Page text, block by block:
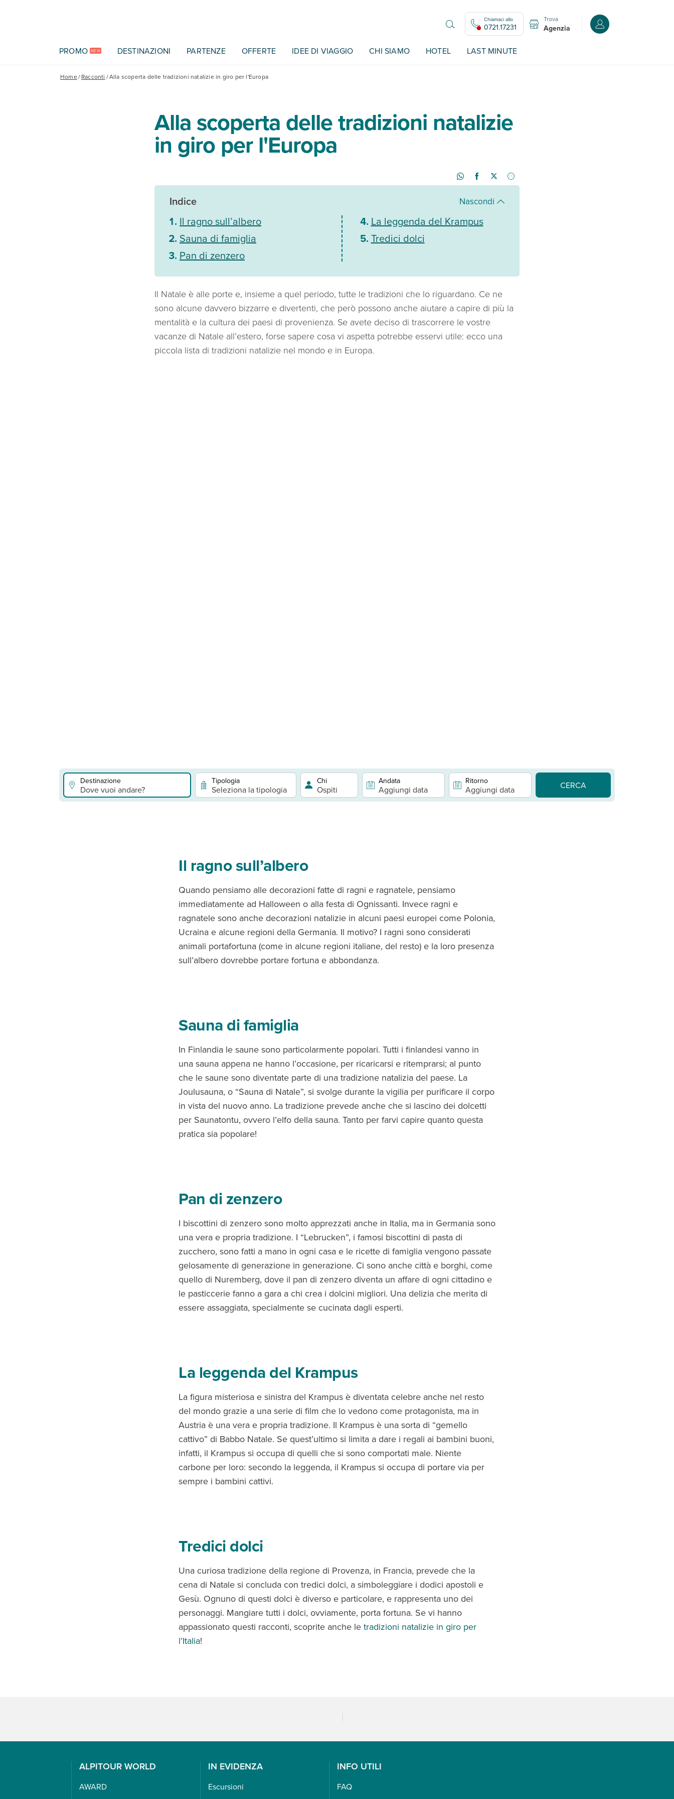
Chiamaci allo
0721.17231
Trova
Agenzia Accedi o registrati
PROMO NEW DESTINAZIONI PARTENZE OFFERTE IDEE DI VIAGGIO CHI SIAMO HOTEL LAST MINUTE
Home/Racconti /Alla scoperta delle tradizioni natalizie in giro per l'Europa
Alla scoperta delle tradizioni natalizie
in giro per l'Europa
Indice Nascondi
Il ragno sull’albero
Sauna di famiglia
Pan di zenzero
La leggenda del Krampus
Tredici dolci
Il Natale è alle porte e, insieme a quel periodo, tutte le tradizioni che lo riguardano. Ce ne
sono alcune davvero bizzarre e divertenti, che però possono anche aiutare a capire di più la
mentalità e la cultura dei paesi di provenienza. Se avete deciso di trascorrere le vostre
vacanze di Natale all’estero, forse sapere cosa vi aspetta potrebbe esservi utile: ecco una
piccola lista di tradizioni natalizie nel mondo e in Europa.
Destinazione
Dove vuoi andare?
Tipologia
Seleziona la tipologia
Chi
Ospiti
Andata
Aggiungi data
Ritorno
Aggiungi data CERCA
Il ragno sull’albero
Quando pensiamo alle decorazioni fatte di ragni e ragnatele, pensiamo
immediatamente ad Halloween o alla festa di Ognissanti. Invece ragni e
ragnatele sono anche decorazioni natalizie in alcuni paesi europei come Polonia,
Ucraina e alcune regioni della Germania. Il motivo? I ragni sono considerati
animali portafortuna (come in alcune regioni italiane, del resto) e la loro presenza
sull’albero dovrebbe portare fortuna e abbondanza.
Sauna di famiglia
In Finlandia le saune sono particolarmente popolari. Tutti i finlandesi vanno in
una sauna appena ne hanno l’occasione, per ricaricarsi e ritemprarsi; al punto
che le saune sono diventate parte di una tradizione natalizia del paese. La
Joulusauna, o “Sauna di Natale”, si svolge durante la vigilia per purificare il corpo
in vista del nuovo anno. La tradizione prevede anche che si lascino dei dolcetti
per Saunatontu, ovvero l’elfo della sauna. Tanto per farvi capire quanto questa
pratica sia popolare!
Pan di zenzero
I biscottini di zenzero sono molto apprezzati anche in Italia, ma in Germania sono
una vera e propria tradizione. I “Lebrucken”, i famosi biscottini di pasta di
zucchero, sono fatti a mano in ogni casa e le ricette di famiglia vengono passate
gelosamente di generazione in generazione. Ci sono anche città e borghi, come
quello di Nuremberg, dove il pan di zenzero diventa un affare di ogni cittadino e
le pasticcerie fanno a gara a chi crea i dolcini migliori. Una delizia che merita di
essere assaggiata, specialmente se cucinata dagli esperti.
La leggenda del Krampus
La figura misteriosa e sinistra del Krampus è diventata celebre anche nel resto
del mondo grazie a una serie di film che lo vedono come protagonista, ma in
Austria è una vera e propria tradizione. Il Krampus è una sorta di “gemello
cattivo” di Babbo Natale. Se quest’ultimo si limita a dare i regali ai bambini buoni,
infatti, il Krampus si occupa di quelli che si sono comportati male. Niente
carbone per loro: secondo la leggenda, il Krampus si occupa di portare via per
sempre i bambini cattivi.
Tredici dolci
Una curiosa tradizione della regione di Provenza, in Francia, prevede che la
cena di Natale si concluda con tredici dolci, a simboleggiare i dodici apostoli e
Gesù. Ognuno di questi dolci è diverso e particolare, e rappresenta uno dei
personaggi. Mangiare tutti i dolci, ovviamente, porta fortuna. Se vi hanno
appassionato questi racconti, scoprite anche le tradizioni natalizie in giro per
l’Italia!
ALPITOUR WORLD
AWARD
IN EVIDENZA
Escursioni
INFO UTILI
FAQ